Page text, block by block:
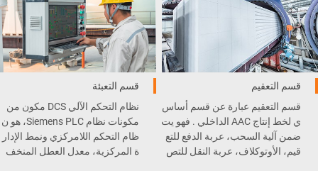
قسم التعقيم
قسم التعقيم عبارة عن قسم أساس
ي لخط إنتاج AAC الداخلي . فهو يت
ضمن آلية السحب، عربة الدفع للتع
قيم، الأوتوكلاف، عربة النقل للتص
قسم التعبئة
نظام التحكم الآلي DCS مكون من
مكونات نظام Siemens PLC، هو ن
ظام التحكم اللامركزي ونمط الإدار
ة المركزية، معدل العطل المنخف